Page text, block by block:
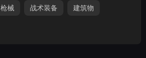
枪械 战术装备 建筑物